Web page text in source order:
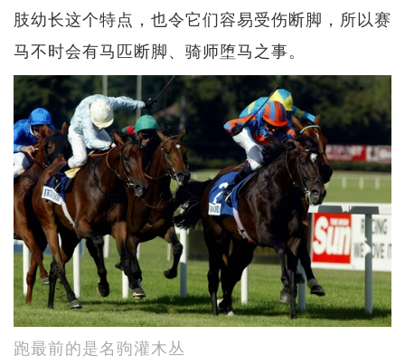
肢幼长这个特点，也令它们容易受伤断脚，所以赛
马不时会有马匹断脚、骑师堕马之事。
跑最前的是名驹灌木丛